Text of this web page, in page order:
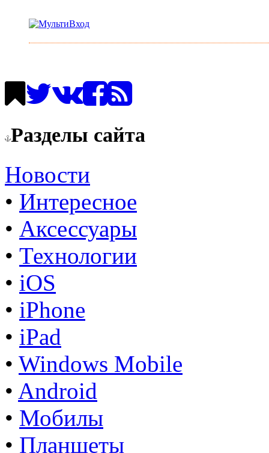
Разделы сайта
Новости
• Интересное
• Аксессуары
• Технологии
• iOS
• iPhone
• iPad
• Windows Mobile
• Android
• Мобилы
• Планшеты